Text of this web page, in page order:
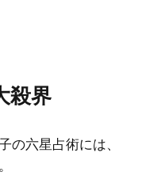
殺界
の六星占術には、